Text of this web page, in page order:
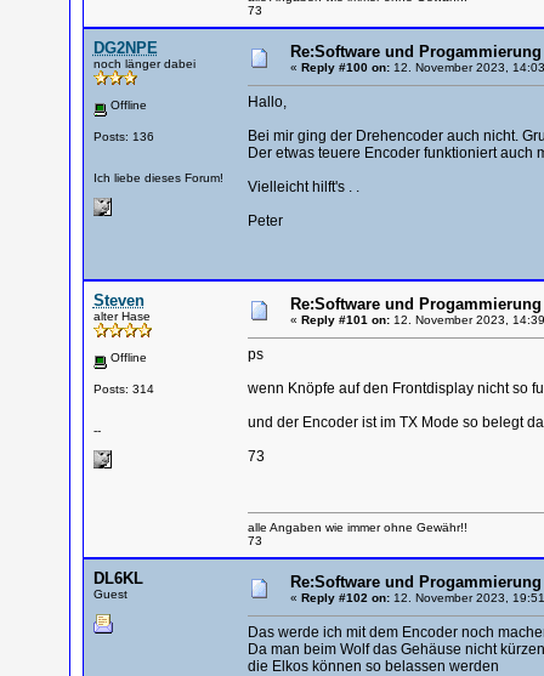
73
DG2NPE
noch länger dabei
Offline
Posts: 136
Ich liebe dieses Forum!
Re:Software und
« Reply #100 on:12. November 2023,
Hallo,
Bei mir ging der Drehencoder auch nicht.
Der etwas teuere Encoder funktioniert auch
Vielleicht hilft's . .
Peter
Steven
alter Hase
Offline
Posts: 314
--
Re:Software und
« Reply #101 on:12. November 2023,
ps
wenn Knöpfe auf den Frontdisplay nicht so
und der Encoder ist im TX Mode so belegt
73
alle Angaben wie immer ohne Gewähr!!
73
DL6KL
Guest
Re:Software und
« Reply #102 on:12. November 2023,
Das werde ich mit dem Encoder noch
Da man beim Wolf das Gehäuse nicht
die Elkos können so belassen werden